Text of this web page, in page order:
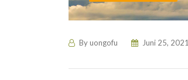
Byuongofu Juni 25, 2021